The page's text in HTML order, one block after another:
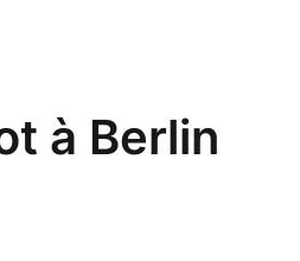
à Berlin